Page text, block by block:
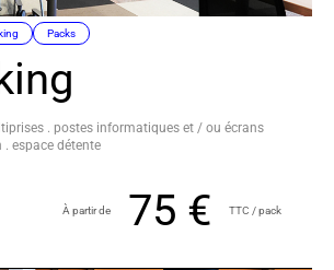
Packs
. postes informatiques et / ou écrans
espace détente
À partir de 75 € TTC / pack